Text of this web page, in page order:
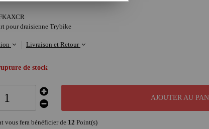
pour draisienne Trybike
Livraison et Retour
de stock
AJOUTER AU
vous fera bénéficier de 12 Point(s)